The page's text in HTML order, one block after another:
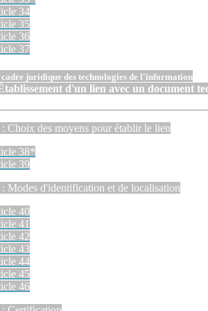
34
35
36
37
juridique des technologies de l'information
d'un lien avec un document
: Choix des moyens pour établir le lien
38*
39
: Modes d'identification et de localisation
40
41
42
43
44
45
46